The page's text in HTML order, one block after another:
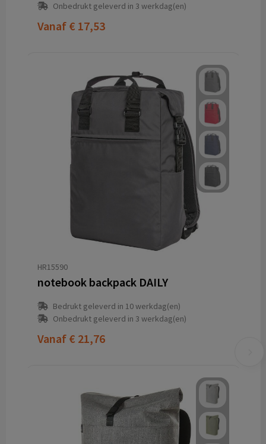
Onbedrukt geleverd in 3 werkdag(en)
Vanaf € 17,53
HR15590
notebook backpack DAILY
Bedrukt geleverd in 10 werkdag(en)
Onbedrukt geleverd in 3 werkdag(en)
Vanaf € 21,76